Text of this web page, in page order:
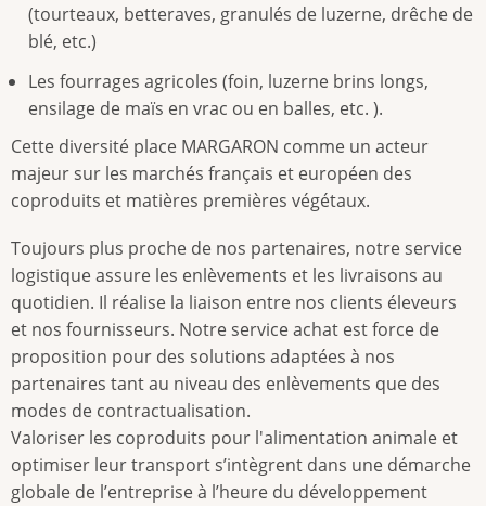
(tourteaux, betteraves, granulés de luzerne, drêche de
blé, etc.)
Les fourrages agricoles (foin, luzerne brins longs,
ensilage de maïs en vrac ou en balles, etc. ).
Cette diversité place MARGARON comme un acteur
majeur sur les marchés français et européen des
coproduits et matières premières végétaux.
Toujours plus proche de nos partenaires, notre service
logistique assure les enlèvements et les livraisons au
quotidien. Il réalise la liaison entre nos clients éleveurs
et nos fournisseurs. Notre service achat est force de
proposition pour des solutions adaptées à nos
partenaires tant au niveau des enlèvements que des
modes de contractualisation.
Valoriser les coproduits pour l'alimentation animale et
optimiser leur transport s’intègrent dans une démarche
globale de l’entreprise à l’heure du développement